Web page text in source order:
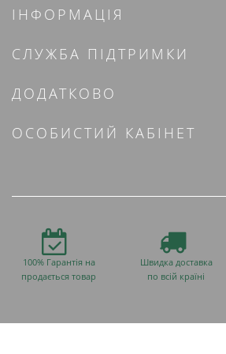
ІНФОРМАЦІЯ
СЛУЖБА ПІДТРИМКИ
ДОДАТКОВО
ОСОБИСТИЙ КАБІНЕТ
100% Гарантія на
продається товар
Швидка доставка
по всій країні